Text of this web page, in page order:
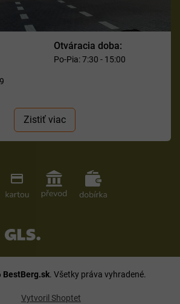
Otváracia doba:
Po-Pia: 7:30 - 15:00
Zistiť viac
Vytvoril Shoptet
BestBerg.sk. Všetky práva vyhradené.